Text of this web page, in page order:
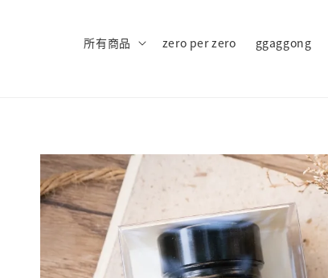
所有商品 zero per zero ggaggong